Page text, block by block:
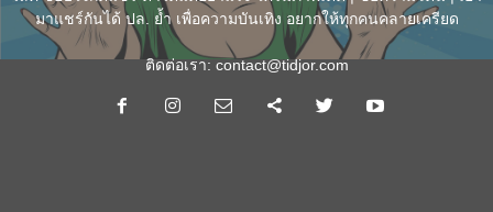
มาแชร์กันได้ ปล. ย้ำ เพื่อความบันเทิง อยากให้ทุกคนคลายเครียด
ติดต่อเรา: contact@tidjor.com